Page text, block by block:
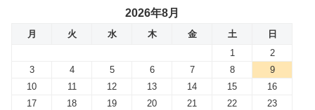
2026年8月
月 火 水 木 金 土
日
1
2
3
4 5 6 7 8
9
10
11 12 13 14 15
16
17
18 19 20 21 22
23